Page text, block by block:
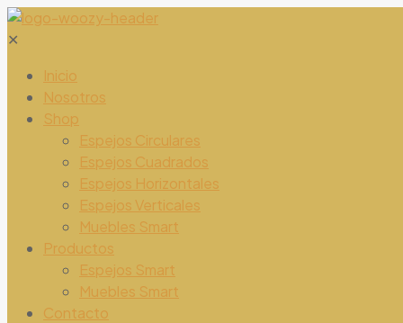
✕
Inicio
Nosotros
Shop
Espejos Circulares
Espejos Cuadrados
Espejos Horizontales
Espejos Verticales
Muebles Smart
Productos
Espejos Smart
Muebles Smart
Contacto